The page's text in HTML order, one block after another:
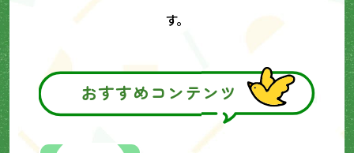
おすすめコンテンツ
す。